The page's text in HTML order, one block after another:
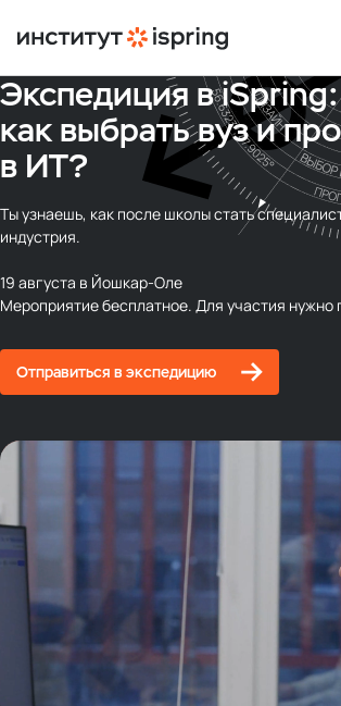
Экспедиция в iSpring:
как выбрать вуз и
в ИТ?
Ты узнаешь, как после школы стать
индустрия.
19 августа в Йошкар-Оле
Мероприятие бесплатное. Для участия нужно
Отправиться в экспедицию